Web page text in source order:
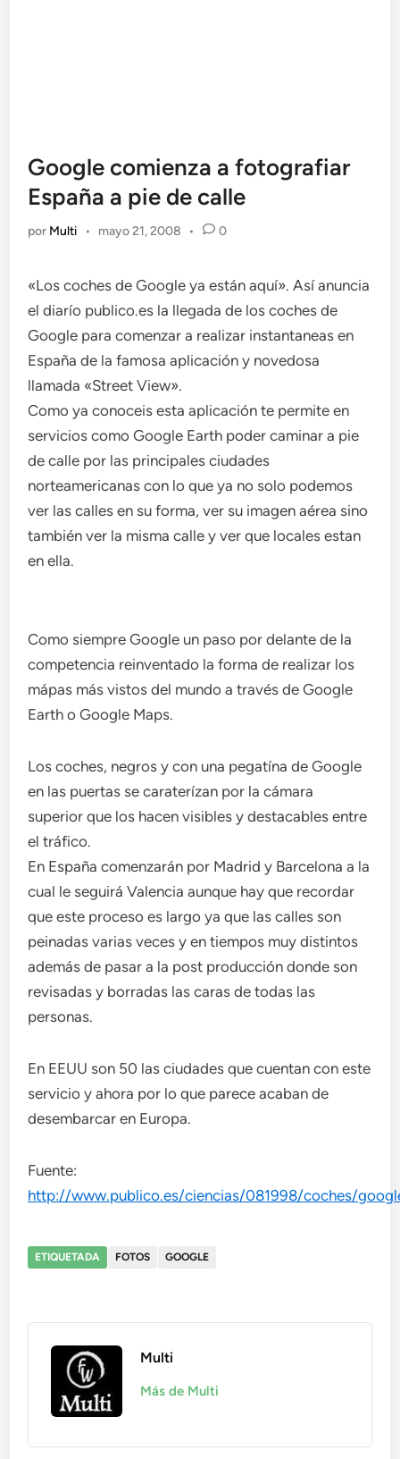
Google comienza a fotografiar
España a pie de calle
por Multi • mayo 21, 2008 • 0
«Los coches de Google ya están aquí». Así anuncia
el diarío publico.es la llegada de los coches de
Google para comenzar a realizar instantaneas en
España de la famosa aplicación y novedosa
llamada «Street View».
Como ya conoceis esta aplicación te permite en
servicios como Google Earth poder caminar a pie
de calle por las principales ciudades
norteamericanas con lo que ya no solo podemos
ver las calles en su forma, ver su imagen aérea sino
también ver la misma calle y ver que locales estan
en ella.
Como siempre Google un paso por delante de la
competencia reinventado la forma de realizar los
mápas más vistos del mundo a través de Google
Earth o Google Maps.
Los coches, negros y con una pegatína de Google
en las puertas se caraterízan por la cámara
superior que los hacen visibles y destacables entre
el tráfico.
En España comenzarán por Madrid y Barcelona a la
cual le seguirá Valencia aunque hay que recordar
que este proceso es largo ya que las calles son
peinadas varias veces y en tiempos muy distintos
además de pasar a la post producción donde son
revisadas y borradas las caras de todas las
personas.
En EEUU son 50 las ciudades que cuentan con este
servicio y ahora por lo que parece acaban de
desembarcar en Europa.
Fuente:
http://www.publico.es/ciencias/081998/coches/
ETIQUETADA FOTOS GOOGLE
Multi
Más de Multi